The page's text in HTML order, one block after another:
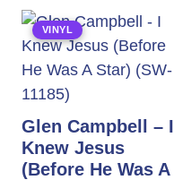
VINYL
Glen Campbell – I
Knew Jesus
(Before He Was A